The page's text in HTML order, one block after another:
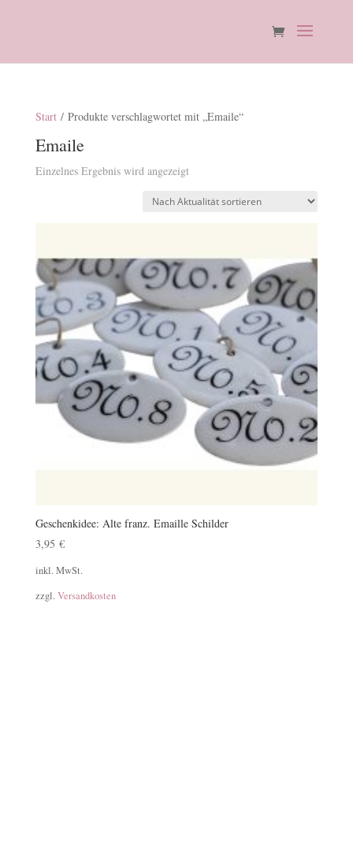
Start/ Produkte verschlagwortet mit „Emaile“
Emaile
Einzelnes Ergebnis wird angezeigt
Geschenkidee: Alte franz. Emaille Schilder
3,95 €
inkl. MwSt.
zzgl. Versandkosten